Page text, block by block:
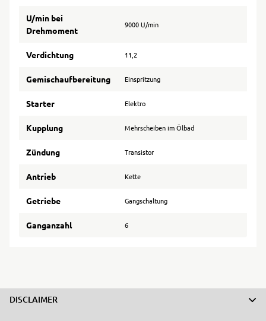
U/min bei
Drehmoment
9000 U/min
Verdichtung 11,2
Gemischaufbereitung Einspritzung
Starter Elektro
Kupplung Mehrscheiben im Ölbad
Zündung Transistor
Antrieb Kette
Getriebe Gangschaltung
Ganganzahl 6
DISCLAIMER